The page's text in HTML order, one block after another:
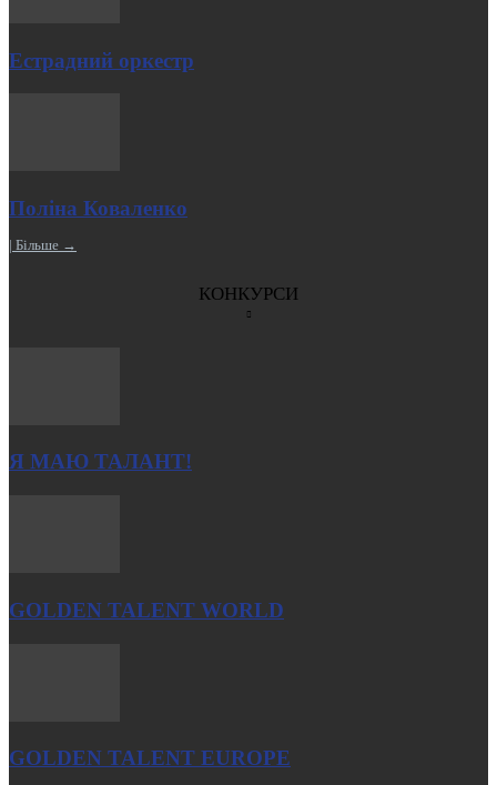
Естрадний оркестр
Поліна Коваленко
| Більше →
КОНКУРСИ
Я МАЮ ТАЛАНТ!
GOLDEN TALENT WORLD
GOLDEN TALENT EUROPE